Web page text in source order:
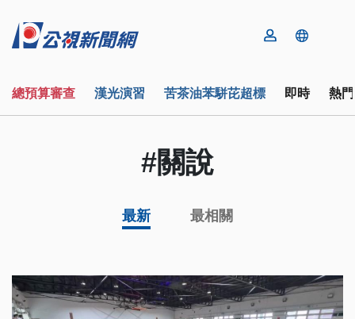
總預算審查 漢光演習 苦茶油苯駢芘超標 即時 熱
#關說
最新 最相關